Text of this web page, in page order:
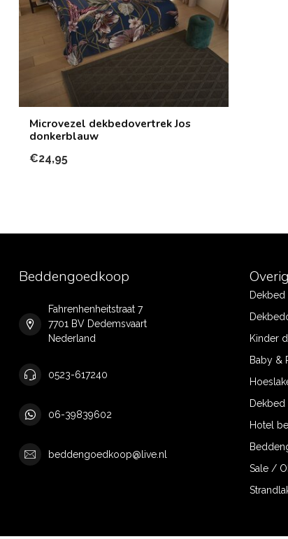
Microvezel dekbedovertrek Jos
donkerblauw
€24,95
Beddengoedkoop
Fahrenhenheitstraat 7
7701 BV Dedemsvaart
Nederland
0523-617240
06-39839602
beddengoedkoop@live.nl
Kinder
Baby &
Dekbed
Hotel
Sale /